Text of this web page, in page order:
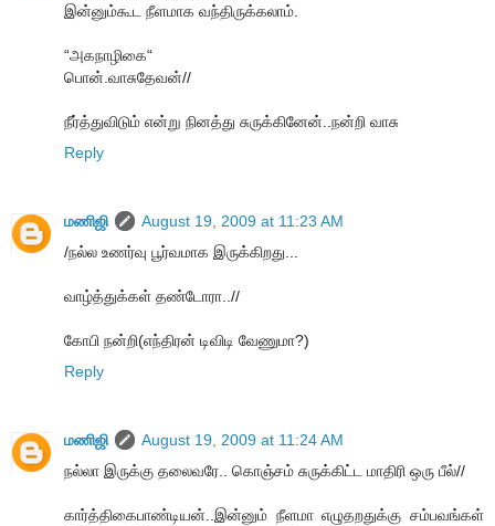
இன்னும்கூட நீளமாக வந்திருக்கலாம்.
“அகநாழிகை“
பொன்.வாசுதேவன்//
நீர்த்துவிடும் என்று நினத்து சுருக்கினேன்..நன்றி வாசு
Reply
மணிஜி
August 19, 2009 at 11:23 AM
/நல்ல உணர்வு பூர்வமாக இருக்கிறது...
வாழ்த்துக்கள் தண்டோரா..//
கோபி நன்றி(எந்திரன் டிவிடி வேணுமா?)
Reply
மணிஜி
August 19, 2009 at 11:24 AM
நல்லா இருக்கு தலைவரே.. கொஞ்சம் சுருக்கிட்ட மாதிரி ஒரு பீல்//
கார்த்திகைபாண்டியன்..இன்னும் நீளமா எழுதறதுக்கு சம்பவங்கள்